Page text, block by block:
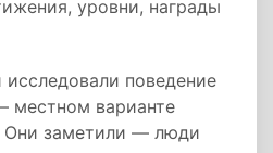
уровни, награды
исследовали поведение
местном варианте
Они заметили — люди